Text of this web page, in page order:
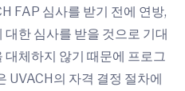
FAP 심사를 받기 전에 연방,
한 심사를 받을 것으로 기대
대체하지 않기 때문에 프로그
UVACH의 자격 결정 절차에